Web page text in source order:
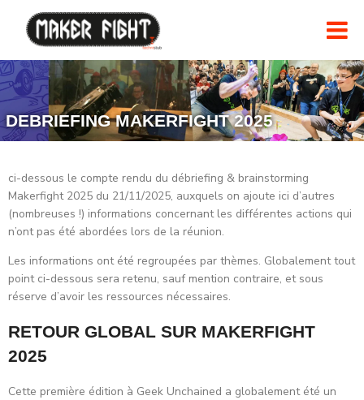
DEBRIEFING MAKERFIGHT 2025
ci-dessous le compte rendu du débriefing & brainstorming
Makerfight 2025 du 21/11/2025, auxquels on ajoute ici d’autres
(nombreuses !) informations concernant les différentes actions qui
n’ont pas été abordées lors de la réunion.
Les informations ont été regroupées par thèmes. Globalement tout
point ci-dessous sera retenu, sauf mention contraire, et sous
réserve d’avoir les ressources nécessaires.
RETOUR GLOBAL SUR MAKERFIGHT
2025
Cette première édition à Geek Unchained a globalement été un